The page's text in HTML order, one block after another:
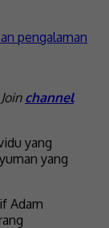
channel
yang
yang
Adam